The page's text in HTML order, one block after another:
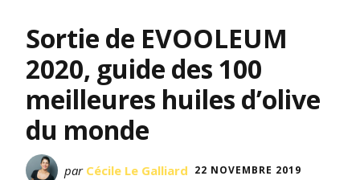
Sortie de EVOOLEUM
2020, guide des 100
meilleures huiles d’olive
du monde
par Cécile Le Galliard 22 NOVEMBRE 2019